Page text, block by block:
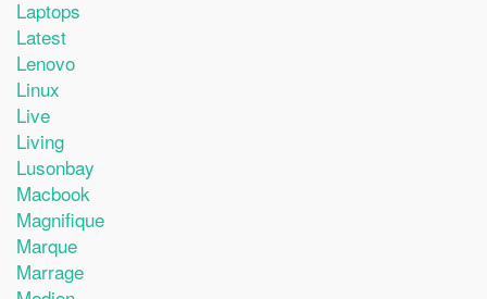
Laptops
Latest
Lenovo
Linux
Live
Living
Lusonbay
Macbook
Magnifique
Marque
Marrage